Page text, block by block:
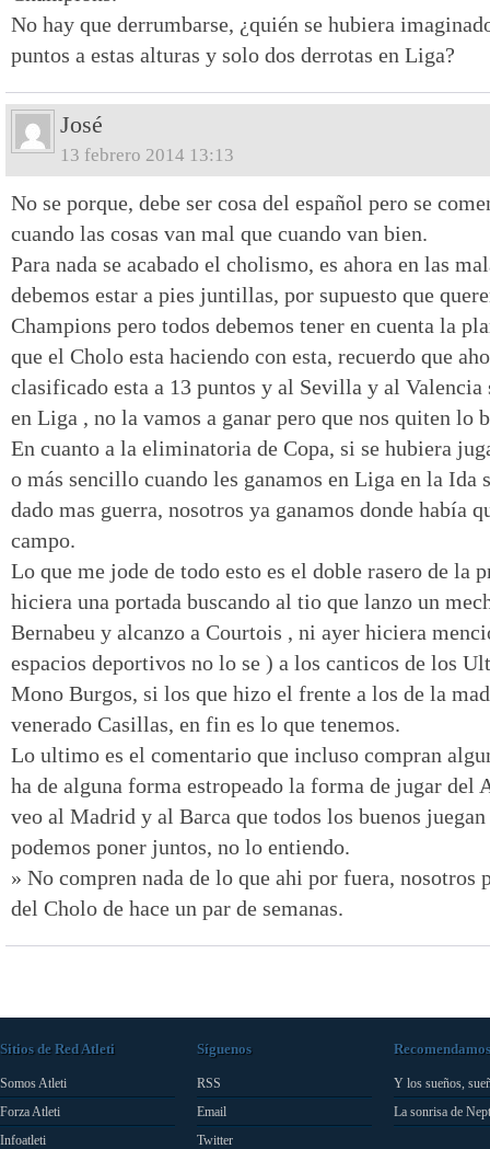
No hay que derrumbarse, ¿quién se hubiera
puntos a estas alturas y solo dos derrotas en Liga?
José
13 febrero 2014 13:13
No se porque, debe ser cosa del español pero se
cuando las cosas van mal que cuando van bien.
Para nada se acabado el cholismo, es ahora en las
debemos estar a pies juntillas, por supuesto que
Champions pero todos debemos tener en cuenta la
que el Cholo esta haciendo con esta, recuerdo que
clasificado esta a 13 puntos y al Sevilla y al Valencia
en Liga , no la vamos a ganar pero que nos quiten lo
En cuanto a la eliminatoria de Copa, si se hubiera
o más sencillo cuando les ganamos en Liga en la Ida
dado mas guerra, nosotros ya ganamos donde había
campo.
Lo que me jode de todo esto es el doble rasero de la
hiciera una portada buscando al tio que lanzo un
Bernabeu y alcanzo a Courtois , ni ayer hiciera
espacios deportivos no lo se ) a los canticos de los
Mono Burgos, si los que hizo el frente a los de la
venerado Casillas, en fin es lo que tenemos.
Lo ultimo es el comentario que incluso compran
ha de alguna forma estropeado la forma de jugar del
veo al Madrid y al Barca que todos los buenos
podemos poner juntos, no lo entiendo.
» No compren nada de lo que ahi por fuera, nosotros
del Cholo de hace un par de semanas.
Sitios de Red Atleti
Somos Atleti
Forza Atleti
Infoatleti
Síguenos
RSS
Email
Twitter
Recomendamos
Y los sueños,
La sonrisa de